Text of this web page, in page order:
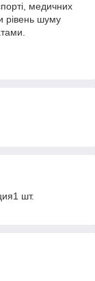
медичних
рівень шуму
шт.